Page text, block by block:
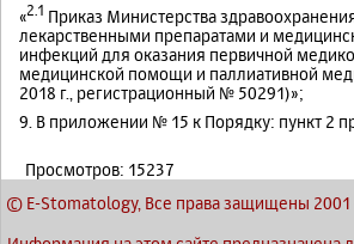
«2.1 Приказ Министерства
лекарственными препаратами и
инфекций для оказания первичной
медицинской помощи и паллиативной
2018 г., регистрационный № 50291)»;
9. В приложении № 15 к Порядку: пункт 2
Просмотров: 15237
© E-Stomatology, Все права защищены 2001